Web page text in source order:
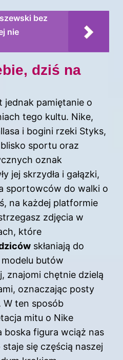
bez
nie
dziś na
jednak pamiętanie o
tego kultu. Nike,
i bogini rzeki Styks,
sportu oraz
oznak
jej skrzydła i gałązki,
sportowców do walki o
na każdej platformie
zdjęcia w
które
skłaniają do
butów
znajomi chętnie dzielą
oznaczając posty
W ten sposób
mitu o Nike
boska figura wciąż nas
się częścią naszej